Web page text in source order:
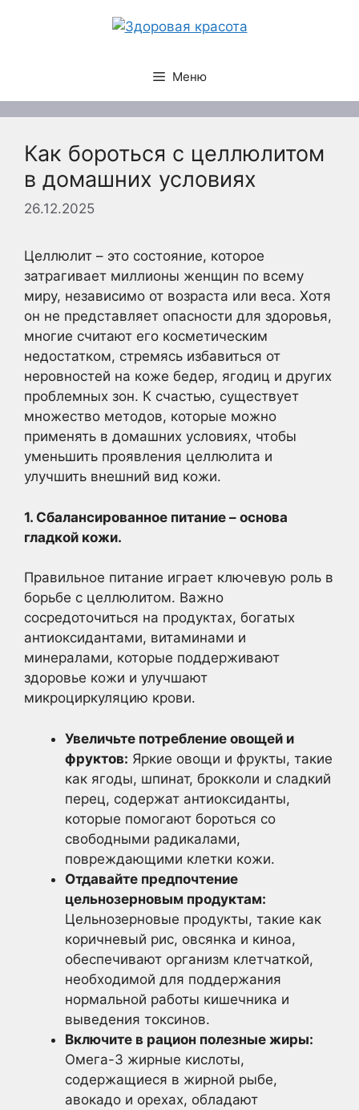
Меню
Как бороться с целлюлитом
в домашних условиях
26.12.2025
Целлюлит – это состояние, которое
затрагивает миллионы женщин по всему
миру, независимо от возраста или веса. Хотя
он не представляет опасности для здоровья,
многие считают его косметическим
недостатком, стремясь избавиться от
неровностей на коже бедер, ягодиц и других
проблемных зон. К счастью, существует
множество методов, которые можно
применять в домашних условиях, чтобы
уменьшить проявления целлюлита и
улучшить внешний вид кожи.
1. Сбалансированное питание – основа
гладкой кожи.
Правильное питание играет ключевую роль в
борьбе с целлюлитом. Важно
сосредоточиться на продуктах, богатых
антиоксидантами, витаминами и
минералами, которые поддерживают
здоровье кожи и улучшают
микроциркуляцию крови.
Увеличьте потребление овощей и
фруктов: Яркие овощи и фрукты, такие
как ягоды, шпинат, брокколи и сладкий
перец, содержат антиоксиданты,
которые помогают бороться со
свободными радикалами,
повреждающими клетки кожи.
Отдавайте предпочтение
цельнозерновым продуктам:
Цельнозерновые продукты, такие как
коричневый рис, овсянка и киноа,
обеспечивают организм клетчаткой,
необходимой для поддержания
нормальной работы кишечника и
выведения токсинов.
Включите в рацион полезные жиры:
Омега-3 жирные кислоты,
содержащиеся в жирной рыбе,
авокадо и орехах, обладают